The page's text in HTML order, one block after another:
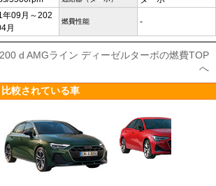
年09月～202
月
燃費性能 -
d AMGライン ディーゼルターボの燃費TOP
へ
較されている車